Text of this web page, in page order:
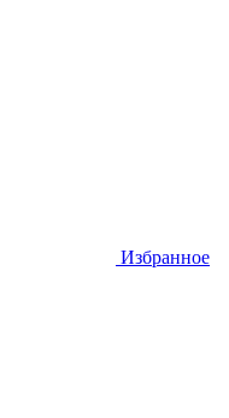
Избранное